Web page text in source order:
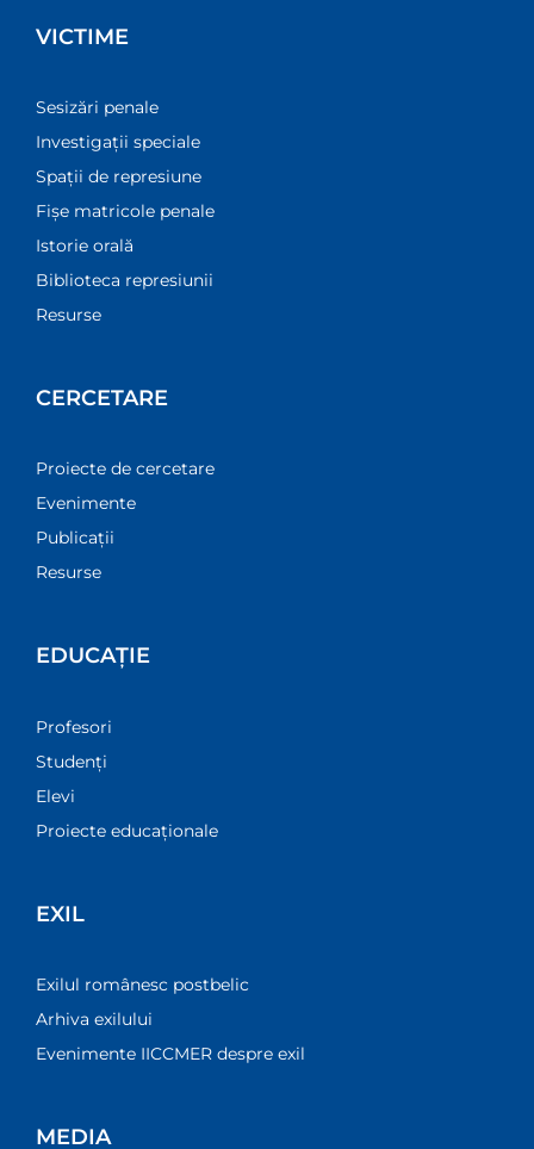
VICTIME
Sesizări penale
Investigații speciale
Spații de represiune
Fișe matricole penale
Istorie orală
Biblioteca represiunii
Resurse
CERCETARE
Proiecte de cercetare
Evenimente
Publicații
Resurse
EDUCAȚIE
Profesori
Studenți
Elevi
Proiecte educaționale
EXIL
Exilul românesc postbelic
Arhiva exilului
Evenimente IICCMER despre exil
MEDIA